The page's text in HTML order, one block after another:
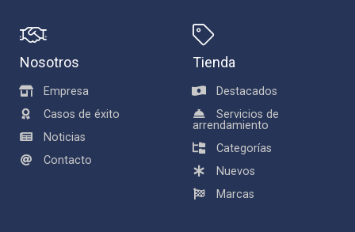
Nosotros
Empresa
Casos de éxito
Noticias
Contacto
Tienda
Destacados
Servicios de
arrendamiento
Categorías
Nuevos
Marcas